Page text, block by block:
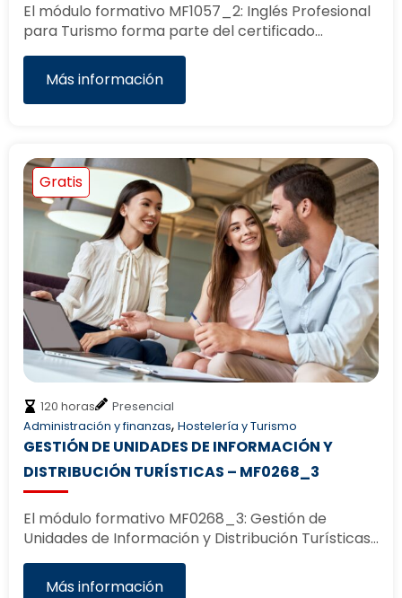
El módulo formativo MF1057_2: Inglés Profesional
para Turismo forma parte del certificado…
Más información
Gratis
120 horas
Presencial
Administración y finanzas, Hostelería y Turismo
GESTIÓN DE UNIDADES DE INFORMACIÓN Y
DISTRIBUCIÓN TURÍSTICAS – MF0268_3
El módulo formativo MF0268_3: Gestión de
Unidades de Información y Distribución Turísticas…
Más información